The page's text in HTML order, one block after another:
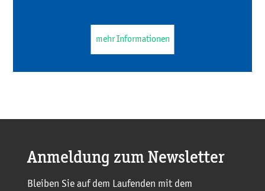
mehr Informationen
Anmeldung zum Newsletter
Bleiben Sie auf dem Laufenden mit dem